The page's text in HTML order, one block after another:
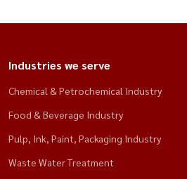
Industries we serve
Chemical & Petrochemical Industry
Food & Beverage Industry
Pulp‚ Ink‚ Paint‚ Packaging Industry
Waste Water Treatment